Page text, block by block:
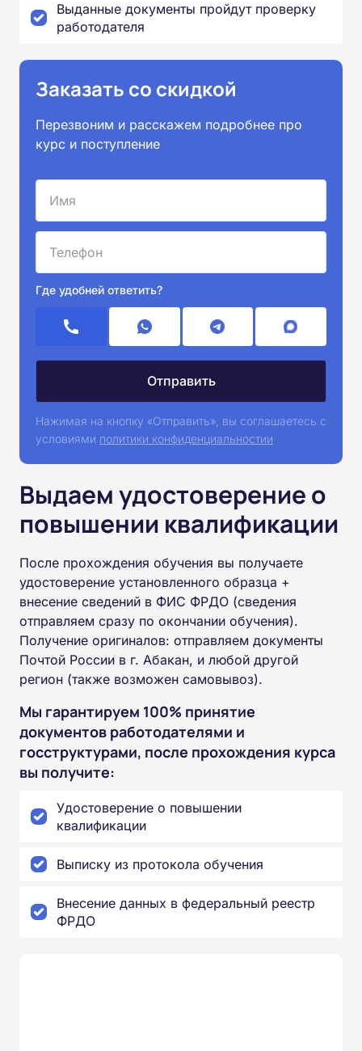
Выданные документы пройдут проверку
работодателя
Заказать со скидкой
Перезвоним и расскажем подробнее про
курс и поступление
Где удобней ответить?
Нажимая на кнопку «Отправить», вы соглашаетесь с
условиями политики конфиденциальностии
Выдаем удостоверение о
повышении квалификации
После прохождения обучения вы получаете
удостоверение установленного образца +
внесение сведений в ФИС ФРДО (сведения
отправляем сразу по окончании обучения).
Получение оригиналов: отправляем документы
Почтой России в г. Абакан, и любой другой
регион (также возможен самовывоз).
Мы гарантируем 100% принятие
документов работодателями и
госструктурами, после прохождения курса
вы получите:
Удостоверение о повышении
квалификации
Выписку из протокола обучения
Внесение данных в федеральный реестр
ФРДО